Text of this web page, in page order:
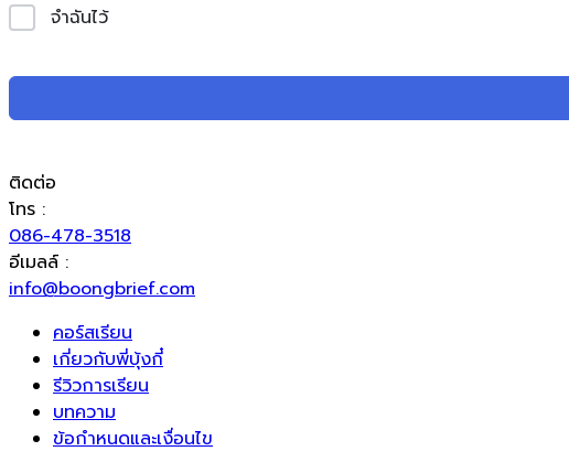
จำฉันไว้
ติดต่อ
โทร :
086-478-3518
อีเมลล์ :
info@boongbrief.com
คอร์สเรียน
เกี่ยวกับพี่บุ้งกี๋
รีวิวการเรียน
บทความ
ข้อกำหนดและเงื่อนไข